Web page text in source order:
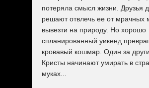
потеряла смысл жизни. Друзья
решают отвлечь ее от мрачных
вывезти на природу. Но хорошо
спланированный уикенд
кровавый кошмар. Один за
Кристы начинают умирать в
муках...